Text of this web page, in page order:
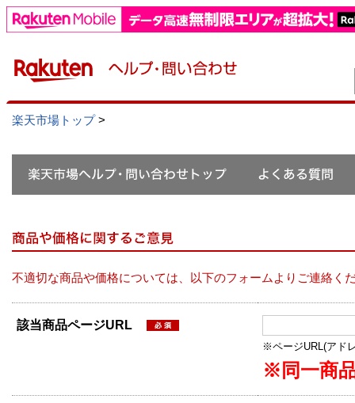
楽天市場トップ>
不適切な商品や価格については、以下のフォームよりご連絡く
該当商品ページURL
※ページURL(アド
※同一商